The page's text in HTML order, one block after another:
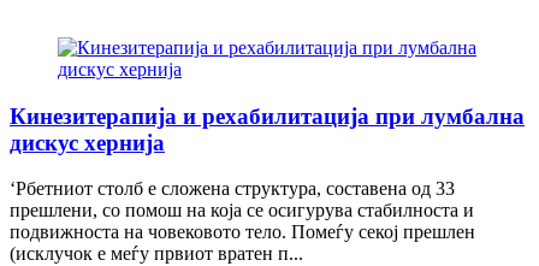
Кинезитерапија и рехабилитација при лумбална
дискус хернија
‘Рбетниот столб е сложена структура, составена од 33
прешлени, со помош на која се осигурува стабилноста и
подвижноста на човековото тело. Помеѓу секој прешлен
(исклучок е меѓу првиот вратен п...